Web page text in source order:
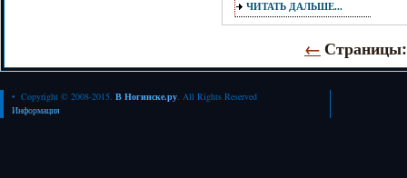
ЧИТАТЬ ДАЛЬШЕ...
←
• Copyright © 2008-2015. В Ногинске.ру. All Rights Reserved
Информация